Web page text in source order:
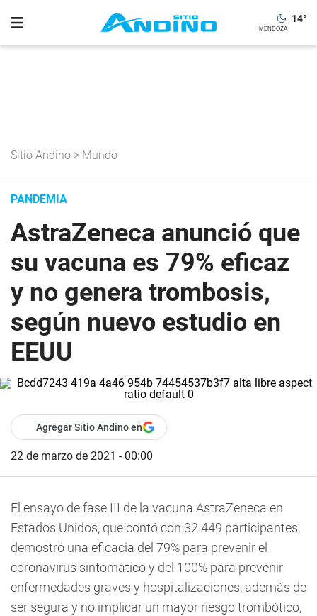
14°
Sitio Andino > Mundo
PANDEMIA
AstraZeneca anunció que
su vacuna es 79% eficaz
y no genera trombosis,
según nuevo estudio en
EEUU
Agregar Sitio Andino en
22 de marzo de 2021 - 00:00
El ensayo de fase III de la vacuna AstraZeneca en
Estados Unidos, que contó con 32.449 participantes,
demostró una eficacia del 79% para prevenir el
coronavirus sintomático y del 100% para prevenir
enfermedades graves y hospitalizaciones, además de
ser segura y no implicar un mayor riesgo trombótico,